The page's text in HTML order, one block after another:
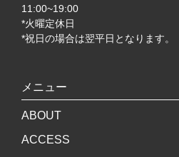
11:00~19:00
*火曜定休日
*祝日の場合は翌平日となります。
メニュー
ABOUT
ACCESS